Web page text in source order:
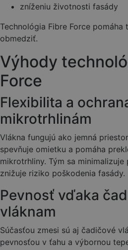
zníženiu životnosti fasády
Technológia Fibre Force
obmedziť.
Výhody
Force
Flexibilita a
mikrotrhlinám
Vlákna fungujú ako jemná
spevňuje omietku a pomáha
mikrotrhliny. Tým sa
znižuje riziko poškodenia fasády.
Pevnosť vďaka
vláknam
Súčasťou zmesi sú aj čadičové
pevnosťou v ťahu a výbornou